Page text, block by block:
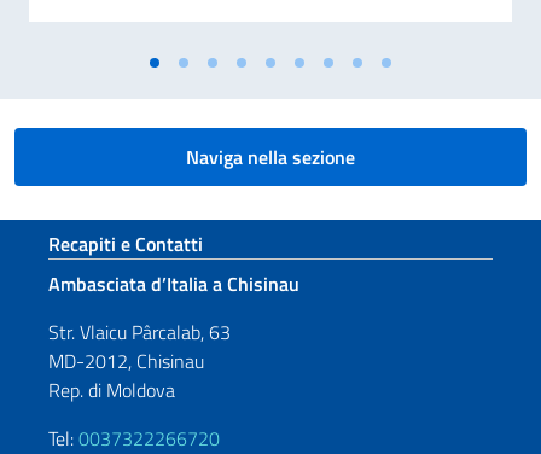
Naviga nella sezione
Sezione footer
Recapiti e Contatti
Ambasciata d’Italia a Chisinau
Str. Vlaicu Pârcalab, 63
MD-2012, Chisinau
Rep. di Moldova
Tel:0037322266720